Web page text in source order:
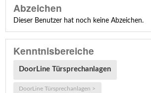
Abzeichen
Dieser Benutzer hat noch keine Abzeichen.
Kenntnisbereiche
DoorLine Türsprechanlagen
DoorLine Türsprechanlagen >